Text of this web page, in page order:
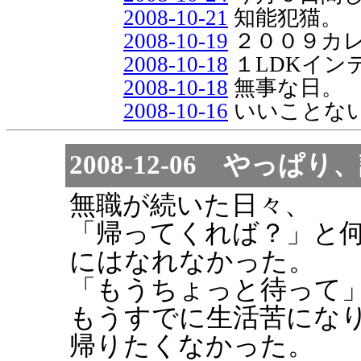
2008-10-21 知能犯猫。
2008-10-19 ２００９カ
2008-10-18 １LDKイン
2008-10-18 無事な日。
2008-10-16 いいことな
2008-12-06 やっぱり
無職が続いた日々、
「帰ってくれば？」と
にはなれなかった。
「もうちょっと待って
もうすでに生活苦にな
帰りたくなかった。